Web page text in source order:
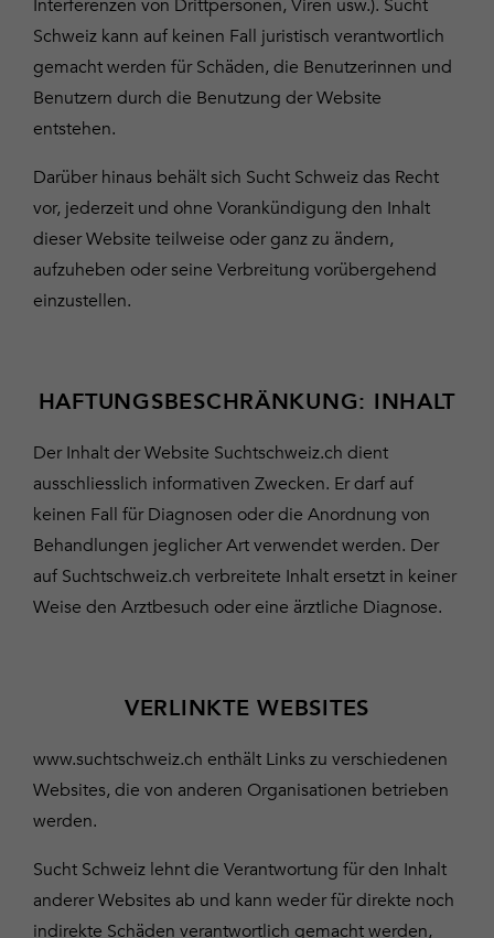
Interferenzen von Drittpersonen, Viren usw.). Sucht
Schweiz kann auf keinen Fall juristisch verantwortlich
gemacht werden für Schäden, die Benutzerinnen und
Benutzern durch die Benutzung der Website
entstehen.
Darüber hinaus behält sich Sucht Schweiz das Recht
vor, jederzeit und ohne Vorankündigung den Inhalt
dieser Website teilweise oder ganz zu ändern,
aufzuheben oder seine Verbreitung vorübergehend
einzustellen.
HAFTUNGSBESCHRÄNKUNG: INHALT
Der Inhalt der Website Suchtschweiz.ch dient
ausschliesslich informativen Zwecken. Er darf auf
keinen Fall für Diagnosen oder die Anordnung von
Behandlungen jeglicher Art verwendet werden. Der
auf Suchtschweiz.ch verbreitete Inhalt ersetzt in keiner
Weise den Arztbesuch oder eine ärztliche Diagnose.
VERLINKTE WEBSITES
www.suchtschweiz.ch enthält Links zu verschiedenen
Websites, die von anderen Organisationen betrieben
werden.
Sucht Schweiz lehnt die Verantwortung für den Inhalt
anderer Websites ab und kann weder für direkte noch
indirekte Schäden verantwortlich gemacht werden,